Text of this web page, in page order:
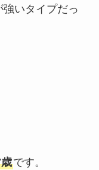
いタイプだっ
です。